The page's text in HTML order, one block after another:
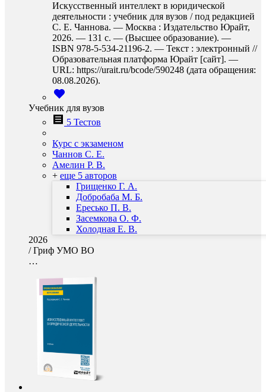
Искусственный интеллект в юридической
деятельности : учебник для вузов / под редакцией
С. Е. Чаннова. — Москва : Издательство Юрайт,
2026. — 131 с. — (Высшее образование). —
ISBN 978-5-534-21196-2. — Текст : электронный //
Образовательная платформа Юрайт [сайт]. —
URL: https://urait.ru/bcode/590248 (дата обращения:
08.08.2026).
Учебник для вузов
5 Тестов
Курс с экзаменом
Чаннов С. Е.
Амелин Р. В.
+ еще 5 авторов
Грищенко Г. А.
Добробаба М. Б.
Ересько П. В.
Засемкова О. Ф.
Холодная Е. В.
2026
/Гриф УМО ВО
…